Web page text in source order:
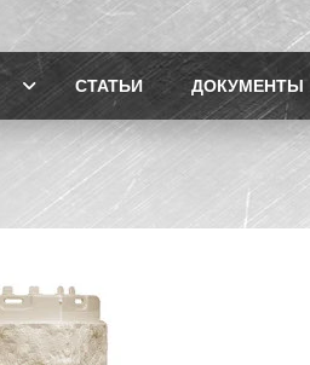
СТАТЬИ ДОКУМЕНТЫ